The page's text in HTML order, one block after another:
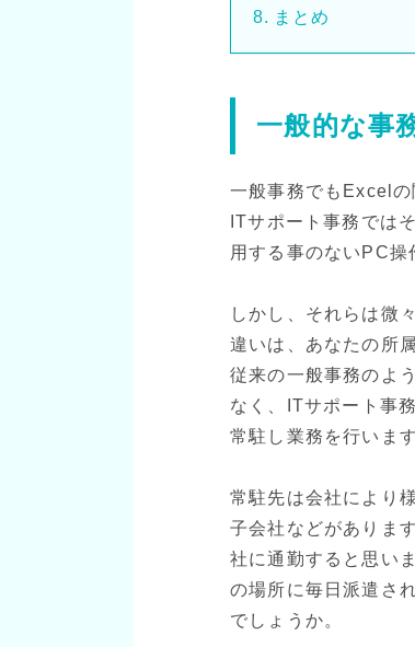
まとめ
一般的な事
一般事務でもExcelの
ITサポート事務では
用する事のないPC操
しかし、それらは微
違いは、あなたの所
従来の一般事務のよ
なく、ITサポート事
常駐し業務を行います
常駐先は会社により
子会社などがありま
社に通勤すると思い
の場所に毎日派遣さ
でしょうか。